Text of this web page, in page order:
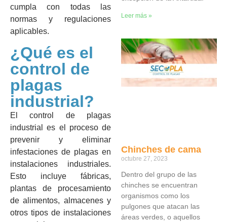
cumpla con todas las
normas y regulaciones
aplicables.
¿Qué es el
control de
plagas
industrial?
El control de plagas
industrial es el proceso de
prevenir y eliminar
infestaciones de plagas en
instalaciones industriales.
Esto incluye fábricas,
plantas de procesamiento
de alimentos, almacenes y
otros tipos de instalaciones
Leer más »
Chinches de cama
octubre 27, 2023
Dentro del grupo de las
chinches se encuentran
organismos como los
pulgones que atacan las
áreas verdes, o aquellos